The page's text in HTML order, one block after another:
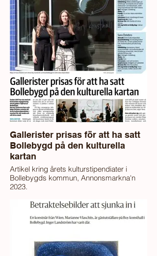
Gallerister prisas för att ha satt
Bollebygd på den kulturella
kartan
Artikel kring årets kulturstipendiater i
Bollebygds kommun, Annonsmarkna'n
2023.